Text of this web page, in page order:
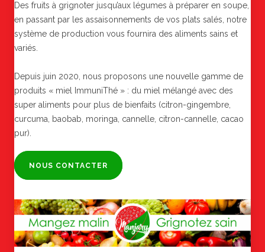
Des fruits à grignoter jusqu’aux légumes à préparer en soupe,
en passant par les assaisonnements de vos plats salés, notre
système de production vous fournira des aliments sains et
variés.
Depuis juin 2020, nous proposons une nouvelle gamme de
produits « miel ImmuniThé » : du miel mélangé avec des
super aliments pour plus de bienfaits (citron-gingembre,
curcuma, baobab, moringa, cannelle, citron-cannelle, cacao
pur).
NOUS CONTACTER